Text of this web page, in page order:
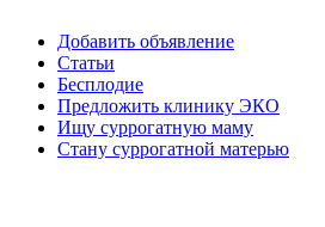
Добавить объявление
Статьи
Бесплодие
Предложить клинику ЭКО
Ищу суррогатную маму
Стану суррогатной матерью